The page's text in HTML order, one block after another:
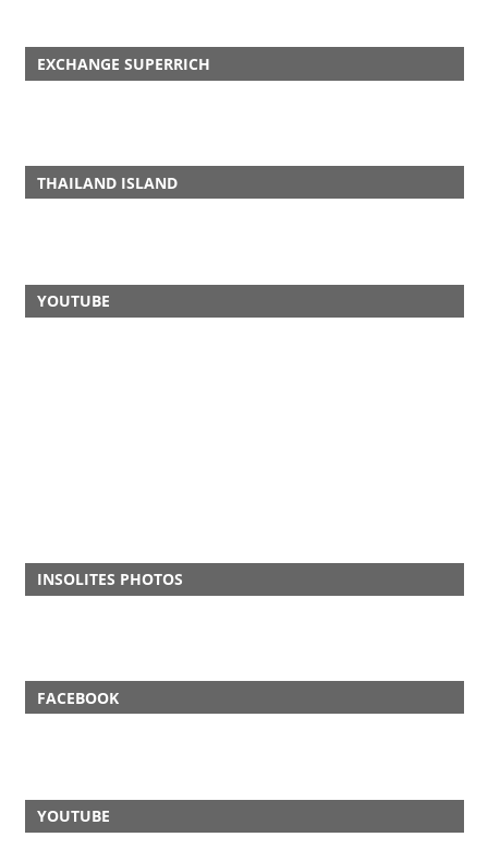
EXCHANGE SUPERRICH
THAILAND ISLAND
YOUTUBE
INSOLITES PHOTOS
FACEBOOK
YOUTUBE